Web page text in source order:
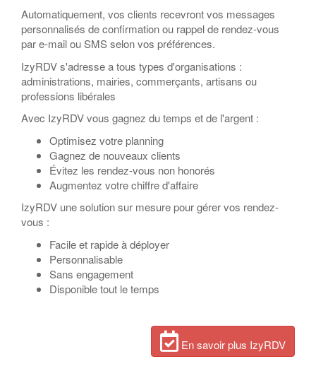
Automatiquement, vos clients recevront vos messages
personnalisés de confirmation ou rappel de rendez-vous
par e-mail ou SMS selon vos préférences.
IzyRDV s'adresse a tous types d'organisations :
administrations, mairies, commerçants, artisans ou
professions libérales
Avec IzyRDV vous gagnez du temps et de l'argent :
Optimisez votre planning
Gagnez de nouveaux clients
Évitez les rendez-vous non honorés
Augmentez votre chiffre d'affaire
IzyRDV une solution sur mesure pour gérer vos rendez-
vous :
Facile et rapide à déployer
Personnalisable
Sans engagement
Disponible tout le temps
En savoir plus IzyRDV